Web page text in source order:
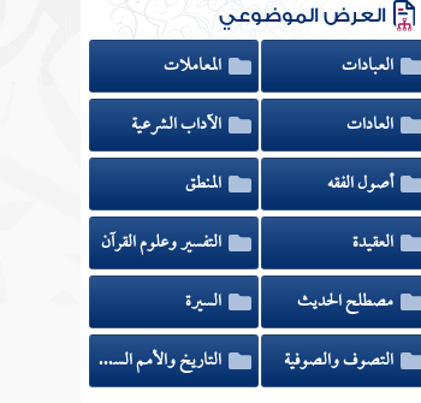
العرض الموضوعي
العبادات
المعاملات
العادات
الآداب الشرعية
أصول الفقه
المنطق
العقيدة
التفسير وعلوم القرآن
مصطلح الحديث
السيرة
التصوف والصوفية
التاريخ والأمم السابقة